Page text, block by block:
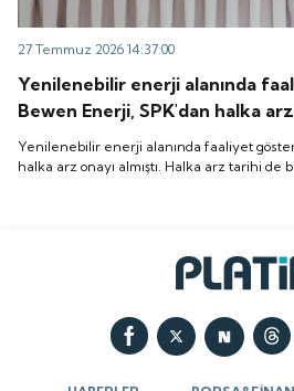
27 Temmuz 2026 14:37:00
Yenilenebilir enerji alanında
Bewen Enerji, SPK'dan halka arz
arz tarihi de belli oldu. İşte
Yenilenebilir enerji alanında faaliyet
halka arz onayı almıştı. Halka arz tarihi de